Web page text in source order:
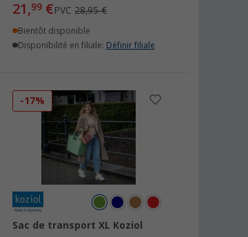
21,99 €PVC28,95 €
Bientôt disponible
Disponibilité en filiale: Définir filiale
-17%
Sac de transport XL Koziol